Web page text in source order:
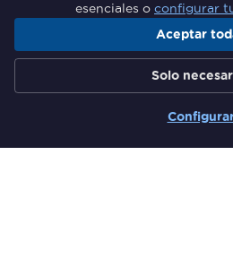
Grupo de Responsables de
Formación del Sector Financiero
Secciones
esenciales o configurar
Aceptar
Solo